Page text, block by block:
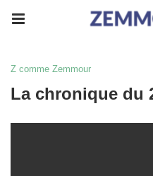
Z comme Zemmour
La chronique du